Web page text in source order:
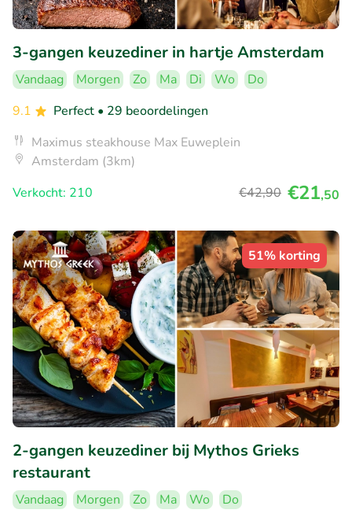
3-gangen keuzediner in hartje Amsterdam
Vandaag Morgen Zo Ma Di Wo
Do
9.1
Perfect • 29 beoordelingen
Maximus steakhouse Max Euweplein
Amsterdam (3km)
Verkocht: 210
€42,90 €21,50
51% korting
2-gangen keuzediner bij Mythos Grieks
restaurant
Vandaag Morgen Zo Ma Wo
Do